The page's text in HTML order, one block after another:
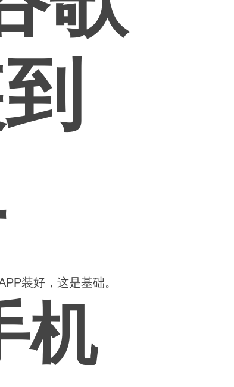
装好，这是基础。
机